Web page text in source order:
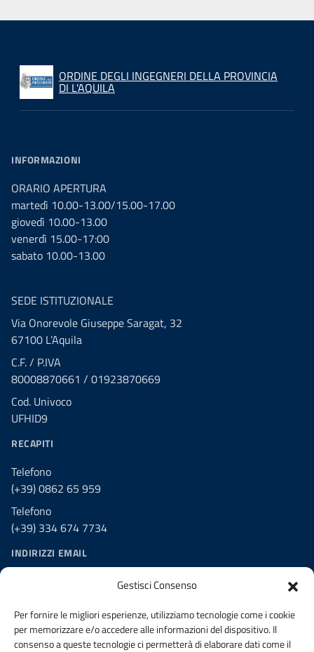
Gestisci Consenso
Per fornire le migliori esperienze, utilizziamo tecnologie come i cookie
per memorizzare e/o accedere alle informazioni del dispositivo. Il
consenso a queste tecnologie ci permetterà di elaborare dati come il
ORDINE DEGLI INGEGNERI DELLA PROVINCIA
DI L'AQUILA
INFORMAZIONI
ORARIO APERTURA
martedì 10.00-13.00/15.00-17.00
giovedì 10.00-13.00
venerdì 15.00-17:00
sabato 10.00-13.00
SEDE ISTITUZIONALE
Via Onorevole Giuseppe Saragat, 32
67100 L’Aquila
C.F. / P.IVA
80008870661 / 01923870669
Cod. Univoco
UFHID9
RECAPITI
Telefono
(+39) 0862 65 959
Telefono
(+39) 334 674 7734
INDIRIZZI EMAIL
PEO segreteria@laquila.ordingegneri.it
PEC Consiglio di Disciplina
disciplina.ordine.laquila@ingpec.eu